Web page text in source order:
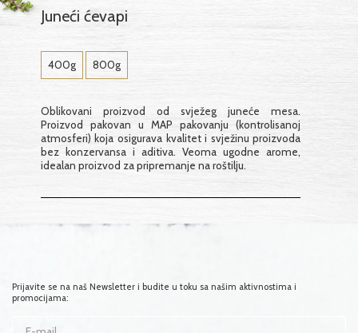
Juneći ćevapi
400g 800g
Oblikovani proizvod od svježeg juneće mesa.
Proizvod pakovan u MAP pakovanju (kontrolisanoj
atmosferi) koja osigurava kvalitet i svježinu proizvoda
bez konzervansa i aditiva. Veoma ugodne arome,
idealan proizvod za pripremanje na roštilju.
Prijavite se na naš Newsletter i budite u toku sa našim aktivnostima i
promocijama: